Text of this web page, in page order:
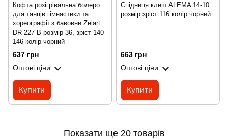
Кофта розігрівальна болеро
для танців гімнастики та
хореографії з бавовни Zelart
DR-227-B розмір 36, зріст 140-
146 колір чорний
637 грн
Оптові ціни
Купити
Спідниця клеш ALEMA 14-10
розмір зріст 116 колір чорний
663 грн
Оптові ціни
Купити
Показати ще 20 товарів